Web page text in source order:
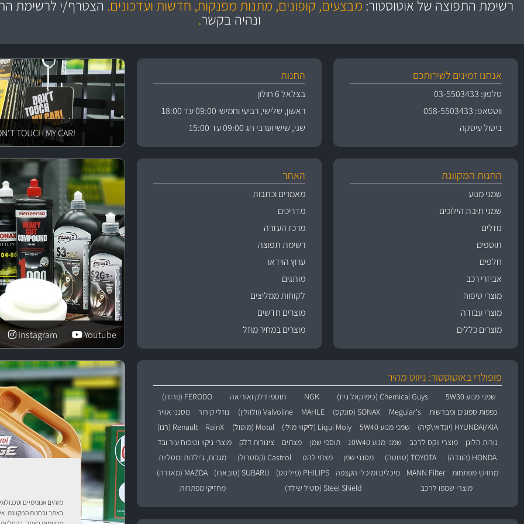
מזהים אנונימיים
באתר ובחנות המקוונת.
משלוחים
גרמניה
רשימת התפוצה של אוטוסטור: מבצעים, קופונים, מתנות מפנקות, חדשות ועדכונים. הצטרף/י לרשימת
ונהיה בקשר.
אנחנו זמינים לשירותכם
טלפון: 03-5503433
ווטסאפ: 058-5503433
ביטול עיסקה
החנות
בצלאל 6 חולון
ראשון, שלישי, רביעי וחמישי 09:00 עד 18:00
שני, שישי וערבי חג 09:00 עד 15:00
!DON'T TOUCH MY CAR
החנות המקוונת
שמני מנוע
שמני תיבת הילוכים
נוזלים
תוספים
חלפים
אביזרי רכב
מוצרי טיפוח
מוצרי עבודה
מוצרים כללים
האתר
מאמרים וכתבות
מדריכים
מרכז העזרה
רשימת תפוצה
ערוץ הוידאו
מותגים
לקוחות ממליצים
מוצרים חדשים
מוצרים במחיר מוזל
Youtube
Instagram
פופולרי באוטוסטור: ניווט מהיר
שמני מנוע 5W30 Chemical Guys (כימיקאל גייז) NGK תוספי דלק ואוריאה
FERODO (פרודו)
כפפות ספוגים ומברשות
Meguiar's SONAX (סונקס) MAHLE Valvoline (וולוולין) נוזלי קירור
מסנני אוויר
HYUNDAI/KIA (יונדאי\קיה)
שמני מנוע 5W40 Liqui Moly (ליקווי מולי) Motul (מוטול) RainX
Renault (רנו)
נורות הלוגן
מוצרי ווקס לרכב שמני מנוע 10W40 תוספי שמן מצתים צינורות דלק
מוצרי ניקוי וטיפוח עור ובד
HONDA (הונדה)
TOYOTA (טויוטה) מסנני שמן מצתי להט Castrol (קסטרול)
מגבות, ג'ילדות ומטליות
מחזיקי מפתחות
MANN Filter מיכלים ומיכלי הקצפה PHILIPS (פיליפס) SUBARU (סובארו)
MAZDA (מאזדה)
מוצרי שמפו לרכב
Steel Shield (סטיל שילד) מחזיקי מפתחות